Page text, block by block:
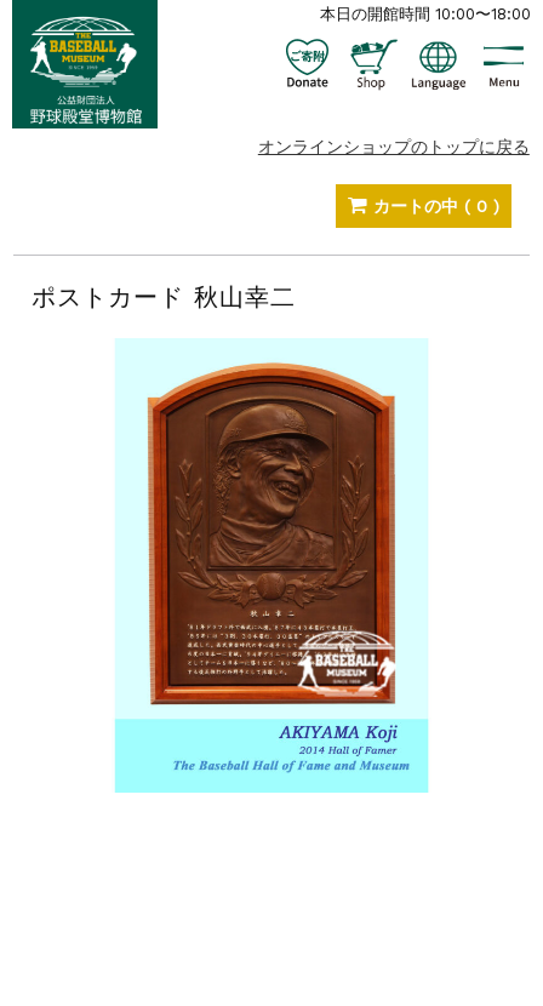
本日の開館時間 10:00〜18:00
オンラインショップのトップに戻る
カートの中 ( 0 )
ポストカード 秋山幸二